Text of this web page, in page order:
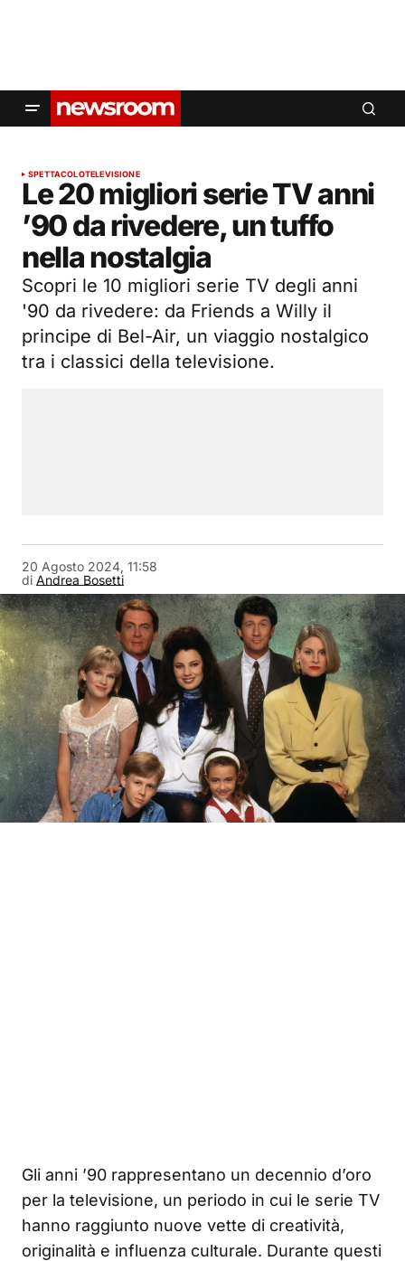
SPETTACOLOTELEVISIONE
Le 20 migliori serie TV anni
’90 da rivedere, un tuffo
nella nostalgia
Scopri le 10 migliori serie TV degli anni
'90 da rivedere: da Friends a Willy il
principe di Bel-Air, un viaggio nostalgico
tra i classici della televisione.
di Andrea Bosetti
20 Agosto 2024, 11:58
Gli anni ’90 rappresentano un decennio d’oro
per la televisione, un periodo in cui le serie TV
hanno raggiunto nuove vette di creatività,
originalità e influenza culturale. Durante questi